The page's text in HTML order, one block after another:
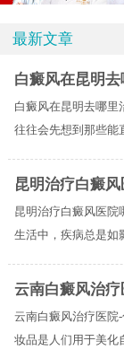
最新文章
白癜风在昆明
白癜风在昆明去哪里
往往会先想到那些能
昆明治疗白癜
昆明治疗白癜风医院
生活中，疾病总是如
云南白癜风治
云南白癜风治疗医院
妆品是人们用于美化